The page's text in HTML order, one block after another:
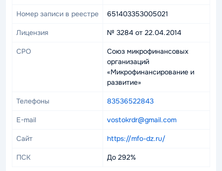
Номер записи в реестре 651403353005021
Лицензия № 3284 от 22.04.2014
СРО
Союз микрофинансовых
организаций
«Микрофинансирование и
развитие»
Телефоны 83536522843
E-mail vostokrdr@gmail.com
Сайт https://mfo-dz.ru/
ПСК До 292%